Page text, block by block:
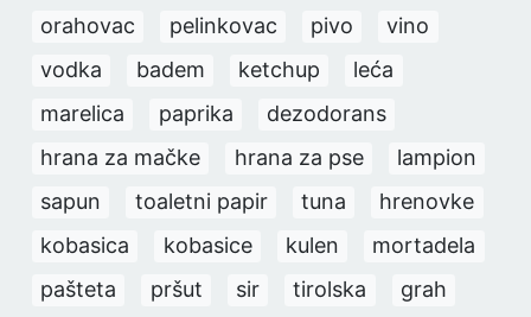
orahovac
pelinkovac pivo
vino
vodka
badem ketchup
leća
marelica
paprika
dezodorans
hrana za mačke
hrana za pse
lampion
sapun
toaletni papir tuna
hrenovke
kobasica
kobasice kulen
mortadela
pašteta
pršut sir tirolska
grah